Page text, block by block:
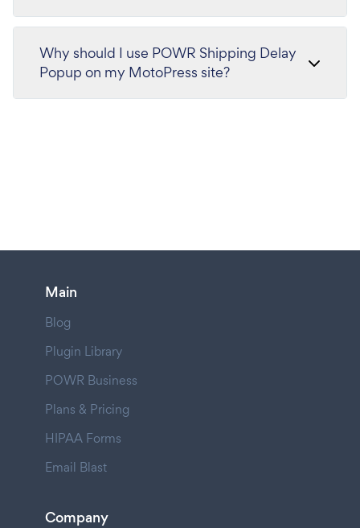
Why should I use POWR Shipping Delay
Popup on my MotoPress site?
Main
Blog
Plugin Library
POWR Business
Plans & Pricing
HIPAA Forms
Email Blast
Company